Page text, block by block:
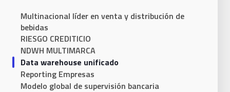
Multinacional líder en venta y distribución de
bebidas
RIESGO CREDITICIO
NDWH MULTIMARCA
Data warehouse unificado
Reporting Empresas
Modelo global de supervisión bancaria